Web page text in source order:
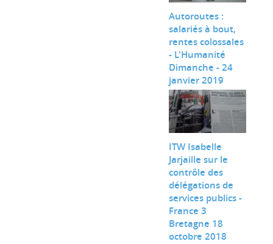
Autoroutes :
salariés à bout,
rentes colossales
- L'Humanité
Dimanche - 24
janvier 2019
ITW Isabelle
Jarjaille sur le
contrôle des
délégations de
services publics -
France 3
Bretagne 18
octobre 2018